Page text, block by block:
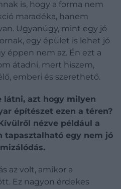
is, hogy a forma nem
maradéka, hanem
Ugyanúgy, mint egy jó
egy épület is lehet jó
éppen nem az. Én ezt a
átadni, mert hiszem,
emberi és szerethető.
látni, azt hogy milyen
építészet ezen a téren?
nézve például a
tapasztalható egy nem jó
az volt, amikor a
Ez nagyon érdekes